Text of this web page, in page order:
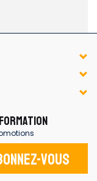
vous